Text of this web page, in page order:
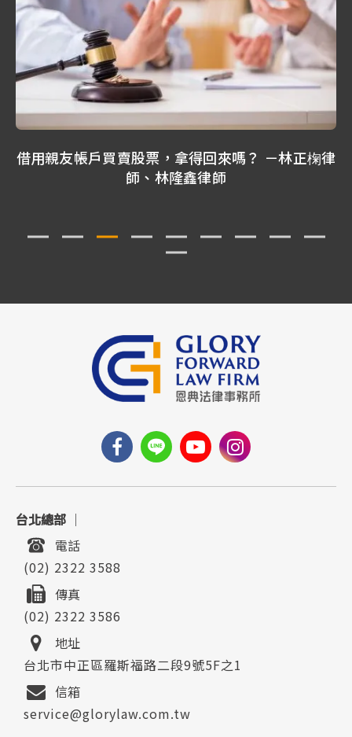
借用親友帳戶買賣股票，拿得回來嗎？ －林正椈律
師、林隆鑫律師
台北總部 ｜
地址
台北市中正區羅斯福路二段9號5F之1
電話
(02) 2322 3588
傳真
(02) 2322 3586
信箱
service@glorylaw.com.tw